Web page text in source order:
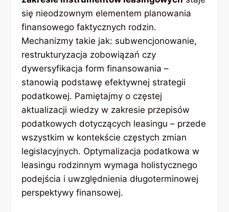
się nieodzownym elementem planowania
finansowego faktycznych rodzin.
Mechanizmy takie jak: subwencjonowanie,
restrukturyzacja zobowiązań czy
dywersyfikacja form finansowania –
stanowią podstawę efektywnej strategii
podatkowej. Pamiętajmy o częstej
aktualizacji wiedzy w zakresie przepisów
podatkowych dotyczących leasingu – przede
wszystkim w kontekście częstych zmian
legislacyjnych. Optymalizacja podatkowa w
leasingu rodzinnym wymaga holistycznego
podejścia i uwzględnienia długoterminowej
perspektywy finansowej.